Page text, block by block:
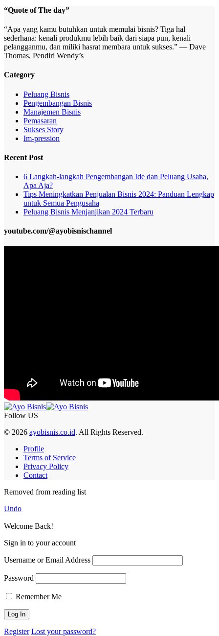
“Quote of The day”
“Apa yang kamu butuhkan untuk memulai bisnis? Tiga hal
sederhana: kenali produkmu lebih baik dari siapa pun, kenali
pelangganmu, dan miliki hasrat membara untuk sukses.” — Dave
Thomas, Pendiri Wendy’s
Category
Peluang Bisnis
Pengembangan Bisnis
Manajemen Bisnis
Pemasaran
Sukses Story
Im-pression
Recent Post
6 Langkah-langkah Pengembangan Ide dan Peluang Usaha,
Apa Aja?
Tips Meningkatkan Penjualan Bisnis 2024: Panduan Lengkap
untuk Semua Pengusaha
Peluang Bisnis Menjanjikan 2024 Terbaru
youtube.com/@ayobisnischannel
Follow US
© 2026 ayobisnis.co.id. All Rights Reserved.
Profile
Terms of Service
Privacy Policy
Contact
Removed from reading list
Undo
Welcome Back!
Sign in to your account
Username or Email Address
Password
Remember Me
Register Lost your password?